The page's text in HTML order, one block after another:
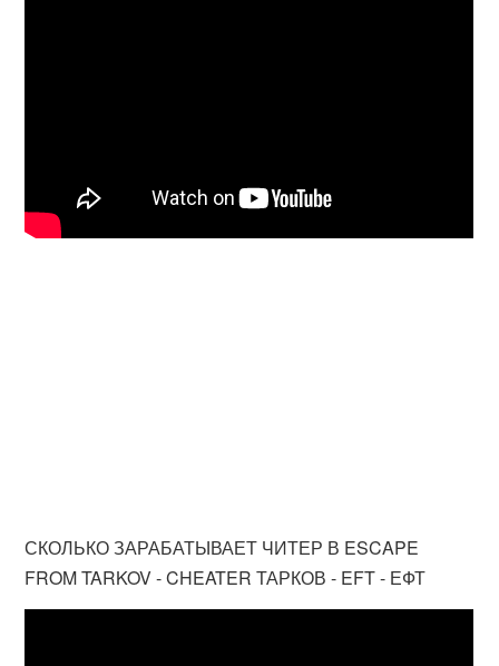
СКОЛЬКО ЗАРАБАТЫВАЕТ ЧИТЕР В ESCAPE
FROM TARKOV - CHEATER ТАРКОВ - EFT - ЕФТ